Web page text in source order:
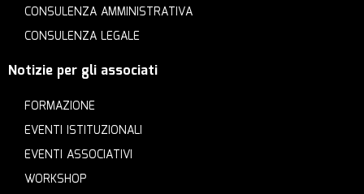
CONSULENZA AMMINISTRATIVA
CONSULENZA LEGALE
Notizie per gli associati
FORMAZIONE
EVENTI ISTITUZIONALI
EVENTI ASSOCIATIVI
WORKSHOP